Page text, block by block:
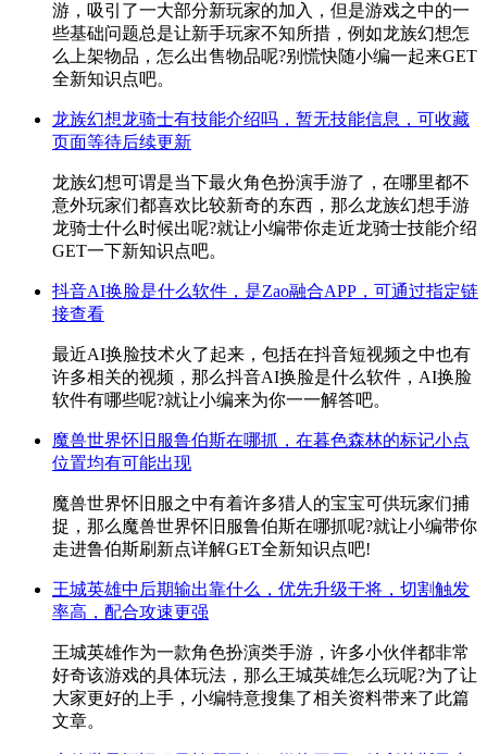
游，吸引了一大部分新玩家的加入，但是游戏之中的一
些基础问题总是让新手玩家不知所措，例如龙族幻想怎
么上架物品，怎么出售物品呢?别慌快随小编一起来GET
全新知识点吧。
龙族幻想龙骑士有技能介绍吗，暂无技能信息，可收藏
页面等待后续更新
龙族幻想可谓是当下最火角色扮演手游了，在哪里都不
意外玩家们都喜欢比较新奇的东西，那么龙族幻想手游
龙骑士什么时候出呢?就让小编带你走近龙骑士技能介绍
GET一下新知识点吧。
抖音AI换脸是什么软件，是Zao融合APP，可通过指定链
接查看
最近AI换脸技术火了起来，包括在抖音短视频之中也有
许多相关的视频，那么抖音AI换脸是什么软件，AI换脸
软件有哪些呢?就让小编来为你一一解答吧。
魔兽世界怀旧服鲁伯斯在哪抓，在暮色森林的标记小点
位置均有可能出现
魔兽世界怀旧服之中有着许多猎人的宝宝可供玩家们捕
捉，那么魔兽世界怀旧服鲁伯斯在哪抓呢?就让小编带你
走进鲁伯斯刷新点详解GET全新知识点吧!
王城英雄中后期输出靠什么，优先升级干将，切割触发
率高，配合攻速更强
王城英雄作为一款角色扮演类手游，许多小伙伴都非常
好奇该游戏的具体玩法，那么王城英雄怎么玩呢?为了让
大家更好的上手，小编特意搜集了相关资料带来了此篇
文章。